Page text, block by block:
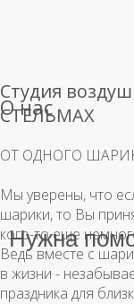
Нужна
О нас
Студия
СТЕЛЬМАХ
ОТ ОДНОГО
Мы уверены, что
шарики, то Вы
кого-то еще
Ведь вместе с
в жизни -
праздника для